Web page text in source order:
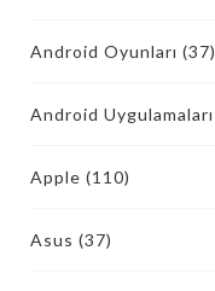
Android Oyunları (37)
Android Uygulamaları
Apple (110)
Asus (37)